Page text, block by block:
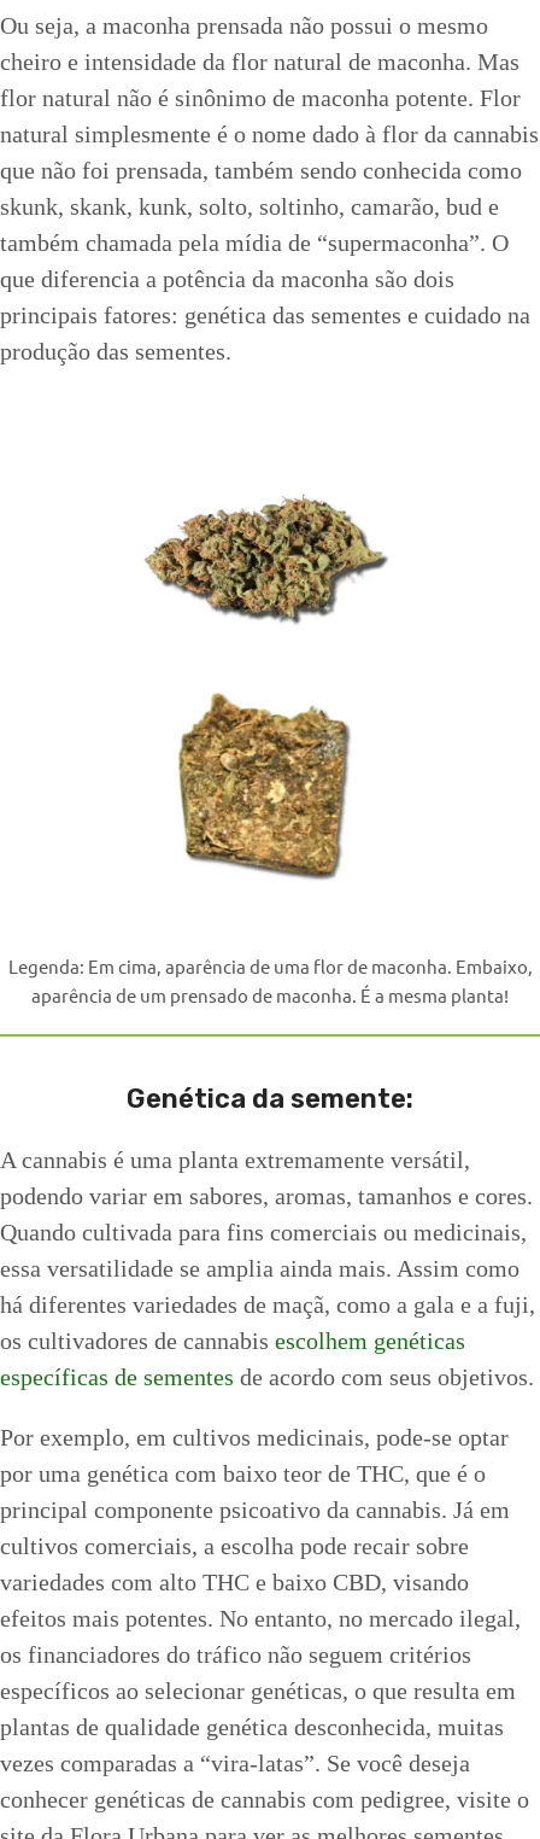
Ou seja, a maconha prensada não possui o mesmo
cheiro e intensidade da flor natural de maconha. Mas
flor natural não é sinônimo de maconha potente. Flor
natural simplesmente é o nome dado à flor da cannabis
que não foi prensada, também sendo conhecida como
skunk, skank, kunk, solto, soltinho, camarão, bud e
também chamada pela mídia de “supermaconha”. O
que diferencia a potência da maconha são dois
principais fatores: genética das sementes e cuidado na
produção das sementes.
Legenda: Em cima, aparência de uma flor de maconha. Embaixo,
aparência de um prensado de maconha. É a mesma planta!
Genética da semente:
A cannabis é uma planta extremamente versátil,
podendo variar em sabores, aromas, tamanhos e cores.
Quando cultivada para fins comerciais ou medicinais,
essa versatilidade se amplia ainda mais. Assim como
há diferentes variedades de maçã, como a gala e a fuji,
os cultivadores de cannabis escolhem genéticas
específicas de sementes de acordo com seus objetivos.
Por exemplo, em cultivos medicinais, pode-se optar
por uma genética com baixo teor de THC, que é o
principal componente psicoativo da cannabis. Já em
cultivos comerciais, a escolha pode recair sobre
variedades com alto THC e baixo CBD, visando
efeitos mais potentes. No entanto, no mercado ilegal,
os financiadores do tráfico não seguem critérios
específicos ao selecionar genéticas, o que resulta em
plantas de qualidade genética desconhecida, muitas
vezes comparadas a “vira-latas”. Se você deseja
conhecer genéticas de cannabis com pedigree, visite o